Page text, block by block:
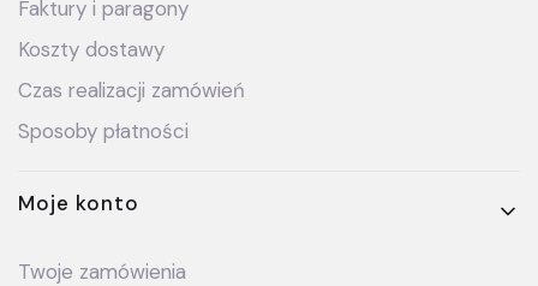
Faktury i paragony
Koszty dostawy
Czas realizacji zamówień
Sposoby płatności
Moje konto
Twoje zamówienia